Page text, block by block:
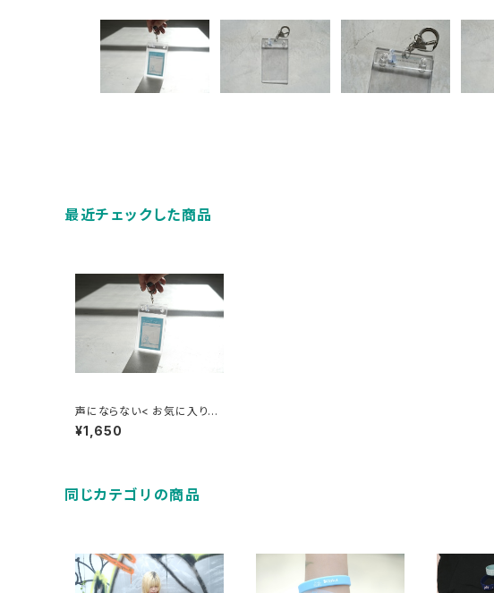
最近チェックした商品
声にならない< お気に入りパ
スケース >
¥1,650
同じカテゴリの商品